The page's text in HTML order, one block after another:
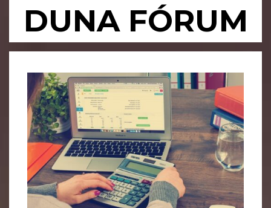
DUNA FÓRUM
Primary